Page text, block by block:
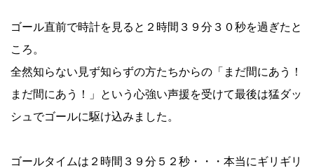
ゴール直前で時計を見ると２時間３９分３０秒を過ぎたと
ころ。
全然知らない見ず知らずの方たちからの「まだ間にあう！
まだ間にあう！」という心強い声援を受けて最後は猛ダッ
シュでゴールに駆け込みました。
ゴールタイムは２時間３９分５２秒・・・本当にギリギリ